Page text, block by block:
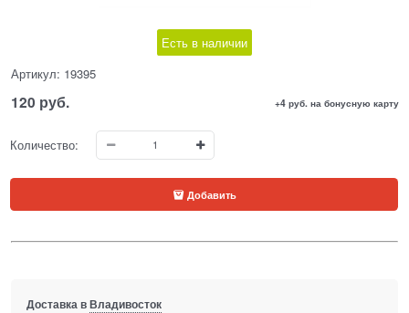
Есть в наличии
Артикул: 19395
120 руб. +4 руб. на бонусную карту
Количество:
Добавить
Доставка вВладивосток